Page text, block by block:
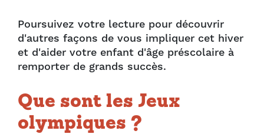
Poursuivez votre lecture pour découvrir
d'autres façons de vous impliquer cet hiver
et d'aider votre enfant d'âge préscolaire à
remporter de grands succès.
Que sont les Jeux
olympiques ?